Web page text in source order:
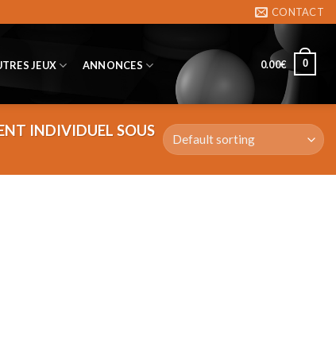
CONTACT
JEUX ANNONCES 0.00€ 0
INDIVIDUEL SOUS